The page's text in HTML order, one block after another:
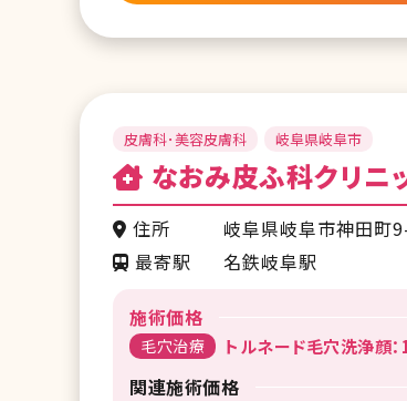
皮膚科･美容皮膚科 岐阜県岐阜市
なおみ皮ふ科クリニ
住所
岐阜県岐阜市神田町
最寄駅
名鉄岐阜駅
施術価格
毛穴治療 トルネード毛穴洗浄顔
関連施術価格